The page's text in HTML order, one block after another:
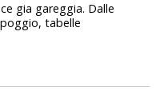
gia gareggia. Dalle
tabelle